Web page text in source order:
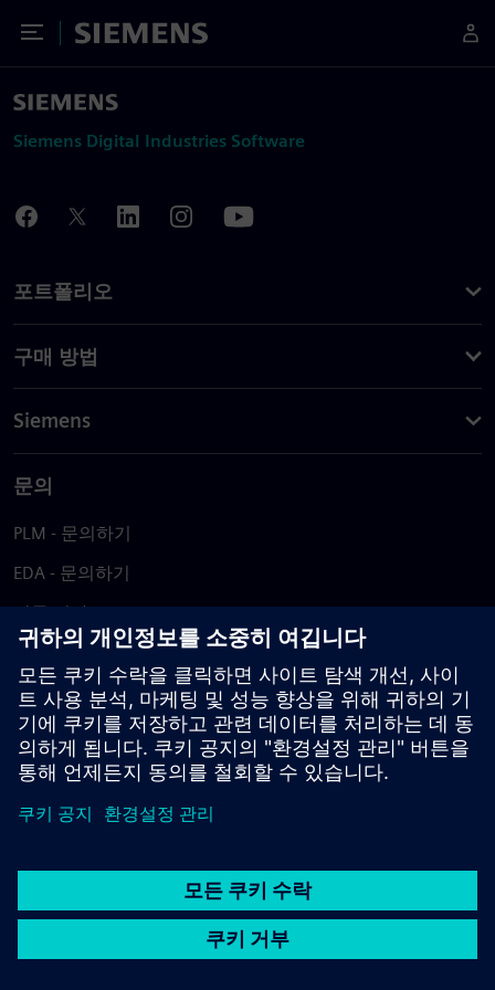
Toggle Menu
Siemens
Siemens Digital Industries Software
포트폴리오
구매 방법
Siemens
문의
PLM - 문의하기
EDA - 문의하기
각국 지사
지원 센터
피드백 제공
저작권침해 보고
© Siemens
2026
고발